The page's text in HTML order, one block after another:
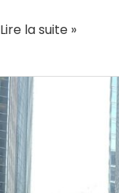
Lire la suite »
Les
étudiants
de
Marymount
ont
participé